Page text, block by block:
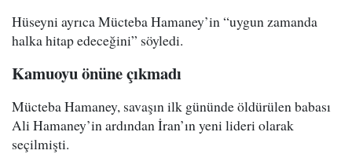
Hüseyni ayrıca Mücteba Hamaney’in “uygun zamanda
halka hitap edeceğini” söyledi.
Kamuoyu önüne çıkmadı
Mücteba Hamaney, savaşın ilk gününde öldürülen babası
Ali Hamaney’in ardından İran’ın yeni lideri olarak
seçilmişti.